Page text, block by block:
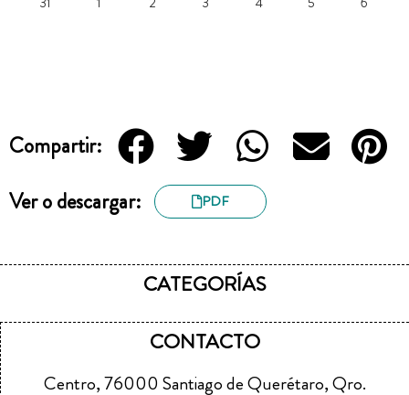
Compartir:
Ver o descargar:
PDF
CATEGORÍAS
CONTACTO
Centro, 76000 Santiago de Querétaro, Qro.